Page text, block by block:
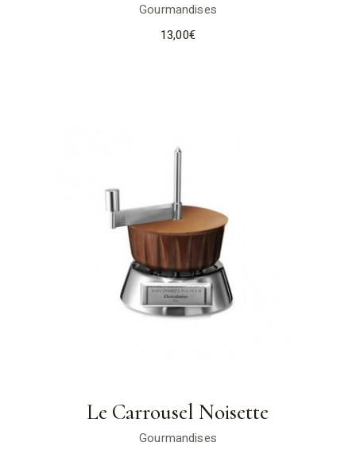
Gourmandises
13,00€
Le Carrousel Noisette
Gourmandises